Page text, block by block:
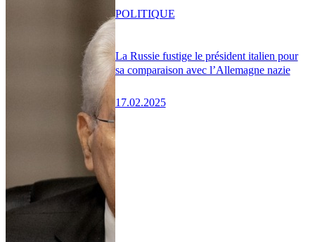
La Russie fustige le président italien pour
sa comparaison avec l’Allemagne nazie
17.02.2025
POLITIQUE